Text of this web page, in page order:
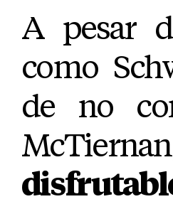
A pesar
como
de no